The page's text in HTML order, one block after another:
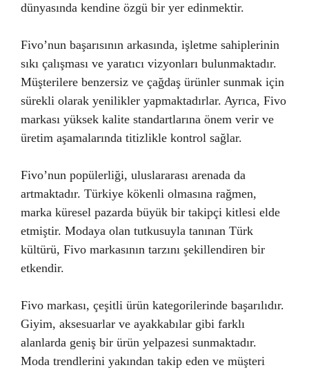
dünyasında kendine özgü bir yer edinmektir.
Fivo’nun başarısının arkasında, işletme sahiplerinin
sıkı çalışması ve yaratıcı vizyonları bulunmaktadır.
Müşterilere benzersiz ve çağdaş ürünler sunmak için
sürekli olarak yenilikler yapmaktadırlar. Ayrıca, Fivo
markası yüksek kalite standartlarına önem verir ve
üretim aşamalarında titizlikle kontrol sağlar.
Fivo’nun popülerliği, uluslararası arenada da
artmaktadır. Türkiye kökenli olmasına rağmen,
marka küresel pazarda büyük bir takipçi kitlesi elde
etmiştir. Modaya olan tutkusuyla tanınan Türk
kültürü, Fivo markasının tarzını şekillendiren bir
etkendir.
Fivo markası, çeşitli ürün kategorilerinde başarılıdır.
Giyim, aksesuarlar ve ayakkabılar gibi farklı
alanlarda geniş bir ürün yelpazesi sunmaktadır.
Moda trendlerini yakından takip eden ve müşteri